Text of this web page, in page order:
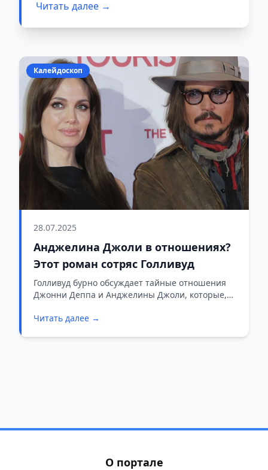
Читать далее →
Калейдоскоп
28.07.2025
Анджелина Джоли в отношениях?
Этот роман сотряс Голливуд
Голливуд бурно обсуждает тайные отношения
Джонни Деппа и Анджелины Джоли, которые,
Читать далее →
О портале